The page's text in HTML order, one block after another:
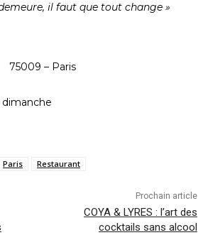
il faut que tout change »
75009 – Paris
Paris Restaurant
Prochain article
COYA & LYRES : l’art des
cocktails sans alcool